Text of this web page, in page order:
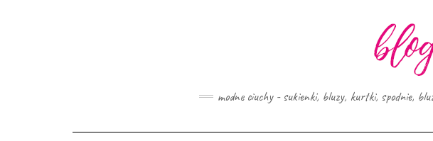
modne ciuchy - sukienki, bluzy, kurtki, spodnie,